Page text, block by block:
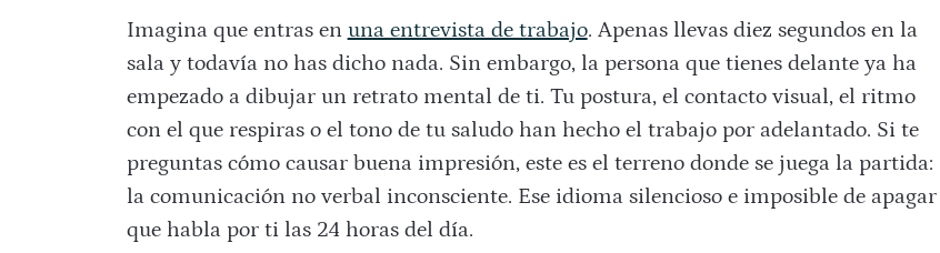
Imagina que entras en una entrevista de trabajo. Apenas llevas diez segundos en la
sala y todavía no has dicho nada. Sin embargo, la persona que tienes delante ya ha
empezado a dibujar un retrato mental de ti. Tu postura, el contacto visual, el ritmo
con el que respiras o el tono de tu saludo han hecho el trabajo por adelantado. Si te
preguntas cómo causar buena impresión, este es el terreno donde se juega la partida:
la comunicación no verbal inconsciente. Ese idioma silencioso e imposible de apagar
que habla por ti las 24 horas del día.